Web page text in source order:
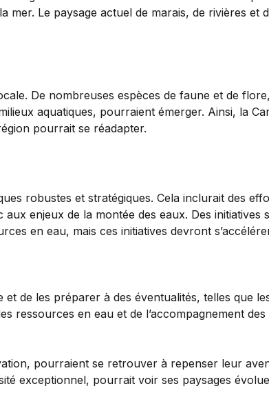
mer. Le paysage actuel de marais, de rivières et
De nombreuses espèces de faune et de
aquatiques, pourraient émerger. Ainsi, la
pourrait se réadapter.
robustes et stratégiques. Cela inclurait des
enjeux de la montée des eaux. Des initiatives
en eau, mais ces initiatives devront
de les préparer à des éventualités, telles que
ressources en eau et de l’accompagnement
pourraient se retrouver à repenser leur
exceptionnel, pourrait voir ses paysages